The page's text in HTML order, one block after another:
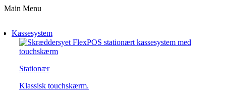
Main Menu
Kassesystem
Stationær
Klassisk touchskærm.